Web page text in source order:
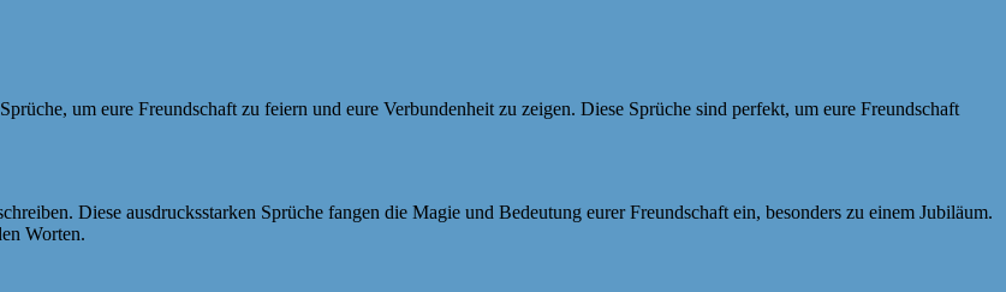
um eure Freundschaft zu feiern und eure Verbundenheit zu zeigen. Diese Sprüche sind perfekt, um eure Freundschaft
Diese ausdrucksstarken Sprüche fangen die Magie und Bedeutung eurer Freundschaft ein, besonders zu einem Jubiläum.
Worten.